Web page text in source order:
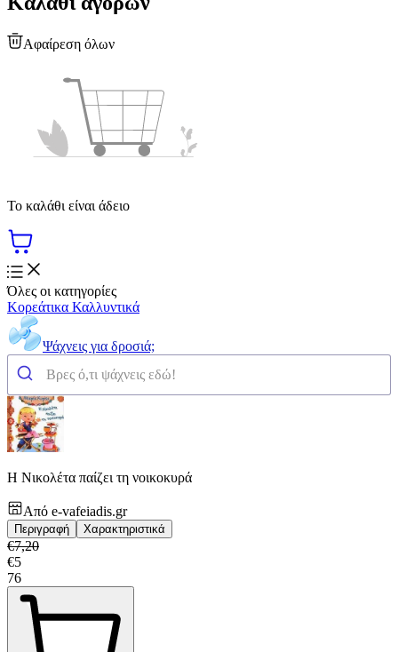
Αφαίρεση όλων
Το καλάθι είναι άδειο
Όλες οι κατηγορίες
Κορεάτικα Καλλυντικά
Ψάχνεις για δροσιά;
Η Νικολέτα παίζει τη νοικοκυρά
Από e-vafeiadis.gr
Περιγραφή Χαρακτηριστικά
€7,20
€5
76